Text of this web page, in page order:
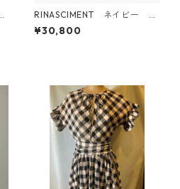
RINASCIMENT ネイビー ボ
ディコンシャス ワンピース
¥30,800